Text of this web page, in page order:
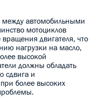
между автомобильными
мотоциклов
двигателя, что
нагрузки на масло,
высокой
должны обладать
сдвига и
более высоких